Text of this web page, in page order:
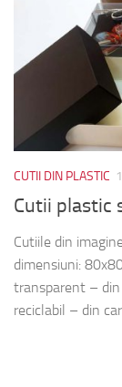
CUTII DIN PLASTIC
Cutii plastic
Cutiile din
dimensiuni:
transparent – din
reciclabil – din